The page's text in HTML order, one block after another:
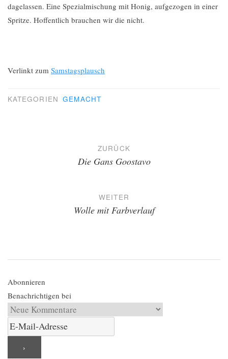
dagelassen. Eine Spezialmischung mit Honig, aufgezogen in einer
Spritze. Hoffentlich brauchen wir die nicht.
Verlinkt zum Samstagsplausch
KATEGORIEN GEMACHT
Beitragsnavigation
ZURÜCK
Die Gans Goostavo
WEITER
Wolle mit Farbverlauf
Abonnieren
Benachrichtigen bei